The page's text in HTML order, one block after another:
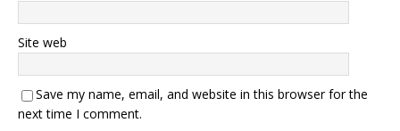
Site web
Save my name, email, and website in this browser for the
next time I comment.